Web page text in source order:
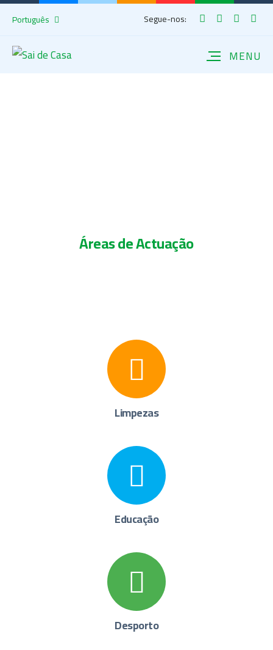
Português Segue-nos:
Áreas de Actuação
Limpezas
Educação
Desporto